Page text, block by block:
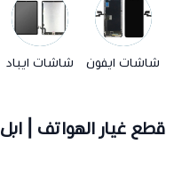
شاشات ايفون شاشات ايباد
قطع غيار الهواتف | ابل